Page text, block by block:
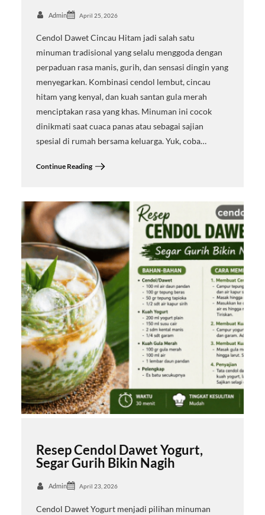
Admin April 25, 2026
Cendol Dawet Cincau Hitam jadi salah satu
minuman tradisional yang selalu menggoda dengan
perpaduan rasa manis, gurih, dan sensasi dingin yang
menyegarkan. Kombinasi cendol lembut, cincau
hitam yang kenyal, dan kuah santan gula merah
menciptakan rasa yang khas. Minuman ini cocok
dinikmati saat cuaca panas atau sebagai sajian
spesial di rumah bersama keluarga. Yuk, coba…
Continue Reading
Resep Cendol Dawet Yogurt,
Segar Gurih Bikin Nagih
Admin April 23, 2026
Cendol Dawet Yogurt menjadi pilihan minuman